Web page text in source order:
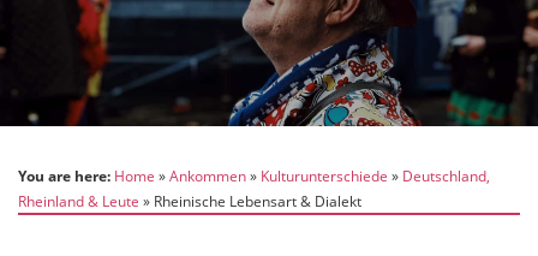
You are here: Home Ankommen Kulturunterschiede
Deutschland,
Rheinland & Leute
Rheinische Lebensart & Dialekt